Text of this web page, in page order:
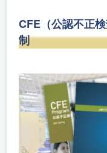
CFE（公認不正
制